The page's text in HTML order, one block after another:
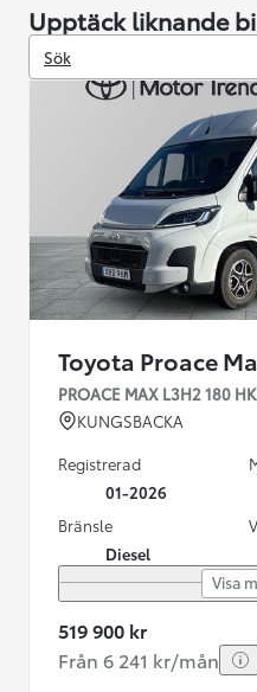
Upptäck liknande
Sök
Toyota Proace
PROACE MAX L3H2 180
KUNGSBACKA
Registrerad
01-2026
Bränsle
Diesel
Visa
519 900 kr
Från 6 241 kr/mån